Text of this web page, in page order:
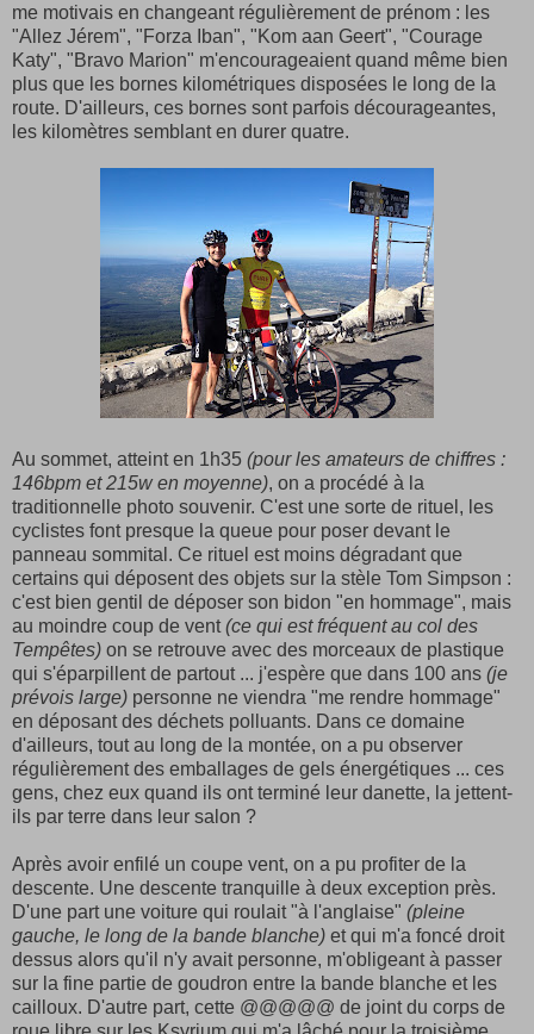
me motivais en changeant régulièrement de prénom : les
"Allez Jérem", "Forza Iban", "Kom aan Geert", "Courage
Katy", "Bravo Marion" m'encourageaient quand même bien
plus que les bornes kilométriques disposées le long de la
route. D'ailleurs, ces bornes sont parfois décourageantes,
les kilomètres semblant en durer quatre.
Au sommet, atteint en 1h35 (pour les amateurs de chiffres :
146bpm et 215w en moyenne), on a procédé à la
traditionnelle photo souvenir. C'est une sorte de rituel, les
cyclistes font presque la queue pour poser devant le
panneau sommital. Ce rituel est moins dégradant que
certains qui déposent des objets sur la stèle Tom Simpson :
c'est bien gentil de déposer son bidon "en hommage", mais
au moindre coup de vent(ce qui est fréquent au col des
Tempêtes) on se retrouve avec des morceaux de plastique
qui s'éparpillent de partout ... j'espère que dans 100 ans (je
prévois large) personne ne viendra "me rendre hommage"
en déposant des déchets polluants. Dans ce domaine
d'ailleurs, tout au long de la montée, on a pu observer
régulièrement des emballages de gels énergétiques ... ces
gens, chez eux quand ils ont terminé leur danette, la jettent-
ils par terre dans leur salon ?
Après avoir enfilé un coupe vent, on a pu profiter de la
descente. Une descente tranquille à deux exception près.
D'une part une voiture qui roulait "à l'anglaise" (pleine
gauche, le long de la bande blanche) et qui m'a foncé droit
dessus alors qu'il n'y avait personne, m'obligeant à passer
sur la fine partie de goudron entre la bande blanche et les
cailloux. D'autre part, cette @@@@@ de joint du corps de